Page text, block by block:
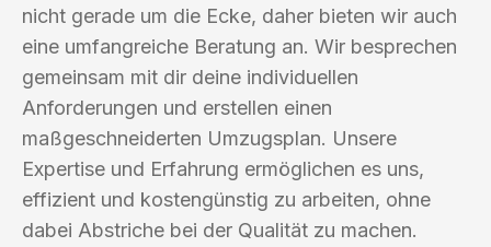
nicht gerade um die Ecke, daher bieten wir auch
eine umfangreiche Beratung an. Wir besprechen
gemeinsam mit dir deine individuellen
Anforderungen und erstellen einen
maßgeschneiderten Umzugsplan. Unsere
Expertise und Erfahrung ermöglichen es uns,
effizient und kostengünstig zu arbeiten, ohne
dabei Abstriche bei der Qualität zu machen.